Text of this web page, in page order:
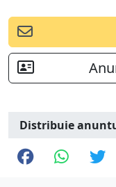
Distribuie